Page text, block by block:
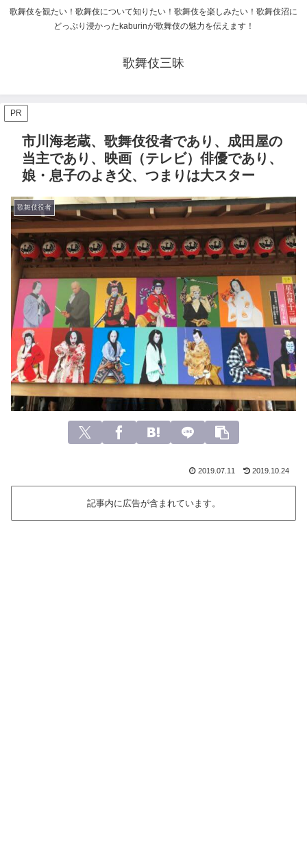
歌舞伎を観たい！歌舞伎について知りたい！歌舞伎を楽しみたい！歌舞伎沼に
どっぷり浸かったkaburinが歌舞伎の魅力を伝えます！
歌舞伎三昧
PR
市川海老蔵、歌舞伎役者であり、成田屋の
当主であり、映画（テレビ）俳優であり、
娘・息子のよき父、つまりは大スター
歌舞伎役者
2019.07.11 2019.10.24
記事内に広告が含まれています。